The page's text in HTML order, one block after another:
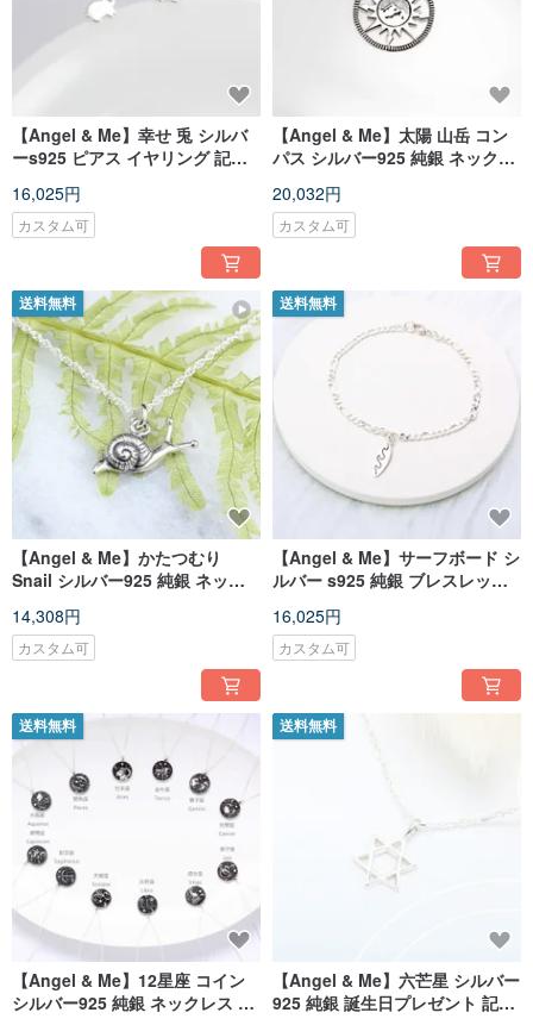
【Angel & Me】幸せ 兎 シルバ
ーs925 ピアス イヤリング 記念
誕生日プレゼント
16,025円
カスタム可
【Angel & Me】太陽 山岳 コン
パス シルバー925 純銀 ネックレ
ンデー 記念日 クリスマス プレゼ
ント
20,032円
カスタム可
送料無料
【Angel & Me】かたつむり
Snail シルバー925 純銀 ネック
念日 クリスマス プレゼント
14,308円
カスタム可
送料無料
【Angel & Me】サーフボード シ
ルバー s925 純銀 ブレスレット
バレンタインデープレゼント
16,025円
カスタム可
送料無料
【Angel & Me】12星座 コイン
シルバー925 純銀 ネックレス 誕
送料無料
【Angel & Me】六芒星 シルバー
925 純銀 誕生日プレゼント 記念